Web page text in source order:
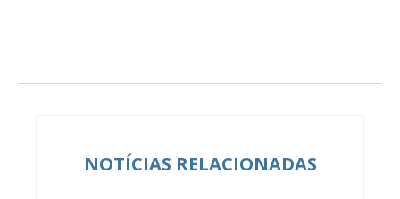
NOTÍCIAS RELACIONADAS